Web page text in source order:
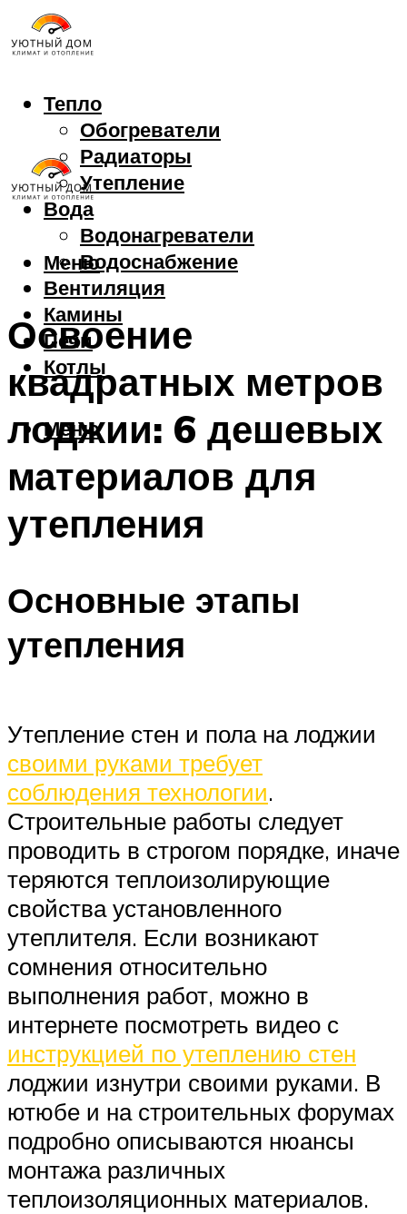
Тепло
Обогреватели
Радиаторы
Утепление
Вода
Водонагреватели
Водоснабжение
Вентиляция
Камины
Печи
Котлы
Меню
Меню
Освоение
квадратных метров
лоджии: 6 дешевых
материалов для
утепления
Основные этапы
утепления
Утепление стен и пола на лоджии
своими руками требует
соблюдения технологии.
Строительные работы следует
проводить в строгом порядке, иначе
теряются теплоизолирующие
свойства установленного
утеплителя. Если возникают
сомнения относительно
выполнения работ, можно в
интернете посмотреть видео с
инструкцией по утеплению стен
лоджии изнутри своими руками. В
ютюбе и на строительных форумах
подробно описываются нюансы
монтажа различных
теплоизоляционных материалов.